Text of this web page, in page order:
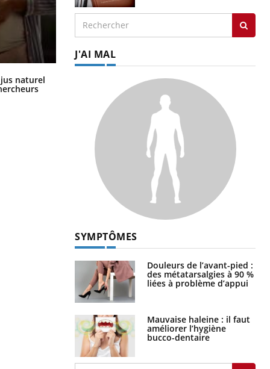
jus naturel Comment oublier les écrans en
des métatarsalgies à 90 %
liées à problème d’appui
améliorer l’hygiène
bucco-dentaire